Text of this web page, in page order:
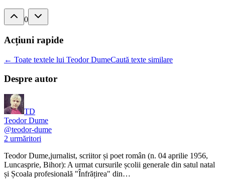
0
Acțiuni rapide
← Toate textele lui Teodor DumeCaută texte similare
Despre autor
TD
Teodor Dume
@teodor-dume
2 urmăritori
Teodor Dume,jurnalist, scriitor și poet român (n. 04 aprilie 1956,
Luncasprie, Bihor): A urmat cursurile școlii generale din satul natal
și Școala profesională "Înfrățirea" din…